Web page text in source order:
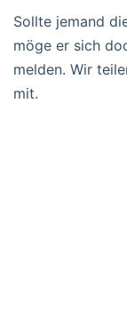
Sollte jemand
möge er sich
melden. Wir
mit.